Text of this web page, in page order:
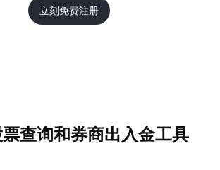
立刻免费注册
查询和券商出入金工具